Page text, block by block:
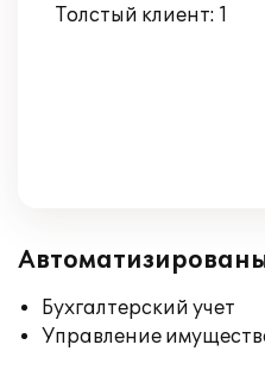
Толстый клиент: 1
Бухгалтерский учет
Управление